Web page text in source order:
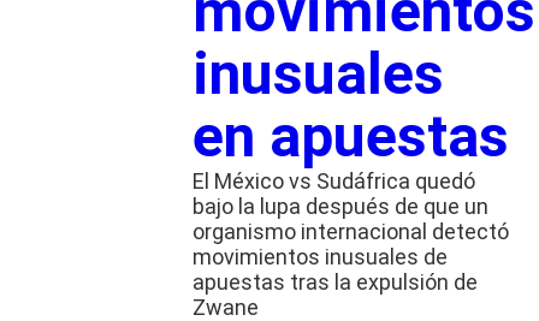
inusuales
en apuestas
El México vs Sudáfrica quedó
bajo la lupa después de que un
organismo internacional detectó
movimientos inusuales de
apuestas tras la expulsión de
Zwane